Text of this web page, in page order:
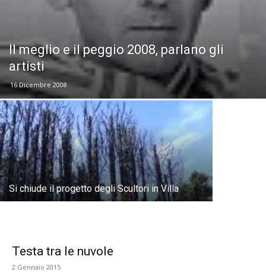
Il meglio e il peggio 2008, parlano gli
artisti
16 Dicembre 2008
Si chiude il progetto degli Scultori in Villa
Testa tra le nuvole
2 Gennaio 2015